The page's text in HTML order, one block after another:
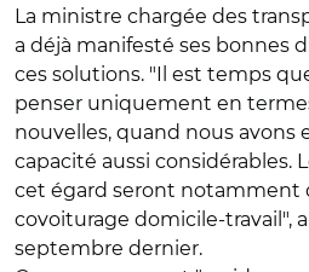
La ministre chargée des
a déjà manifesté ses bonnes
ces solutions. "Il est temps
penser uniquement en
nouvelles, quand nous avons
capacité aussi considérables.
cet égard seront notamment
covoiturage domicile-travail",
septembre dernier.